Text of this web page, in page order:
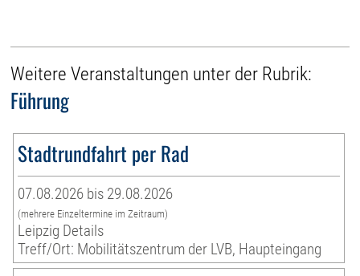
Weitere Veranstaltungen unter der Rubrik:
Führung
Stadtrundfahrt per Rad
07.08.2026 bis 29.08.2026
(mehrere Einzeltermine im Zeitraum)
Leipzig Details
Treff/Ort: Mobilitätszentrum der LVB, Haupteingang